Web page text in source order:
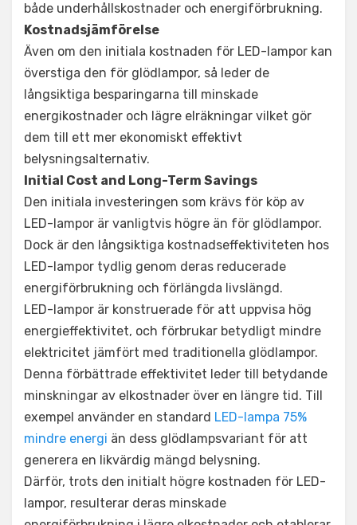
både underhållskostnader och energiförbrukning.
Kostnadsjämförelse
Även om den initiala kostnaden för LED-lampor kan
överstiga den för glödlampor, så leder de
långsiktiga besparingarna till minskade
energikostnader och lägre elräkningar vilket gör
dem till ett mer ekonomiskt effektivt
belysningsalternativ.
Initial Cost and Long-Term Savings
Den initiala investeringen som krävs för köp av
LED-lampor är vanligtvis högre än för glödlampor.
Dock är den långsiktiga kostnadseffektiviteten hos
LED-lampor tydlig genom deras reducerade
energiförbrukning och förlängda livslängd.
LED-lampor är konstruerade för att uppvisa hög
energieffektivitet, och förbrukar betydligt mindre
elektricitet jämfört med traditionella glödlampor.
Denna förbättrade effektivitet leder till betydande
minskningar av elkostnader över en längre tid. Till
exempel använder en standard LED-lampa 75%
mindre energi än dess glödlampsvariant för att
generera en likvärdig mängd belysning.
Därför, trots den initialt högre kostnaden för LED-
lampor, resulterar deras minskade